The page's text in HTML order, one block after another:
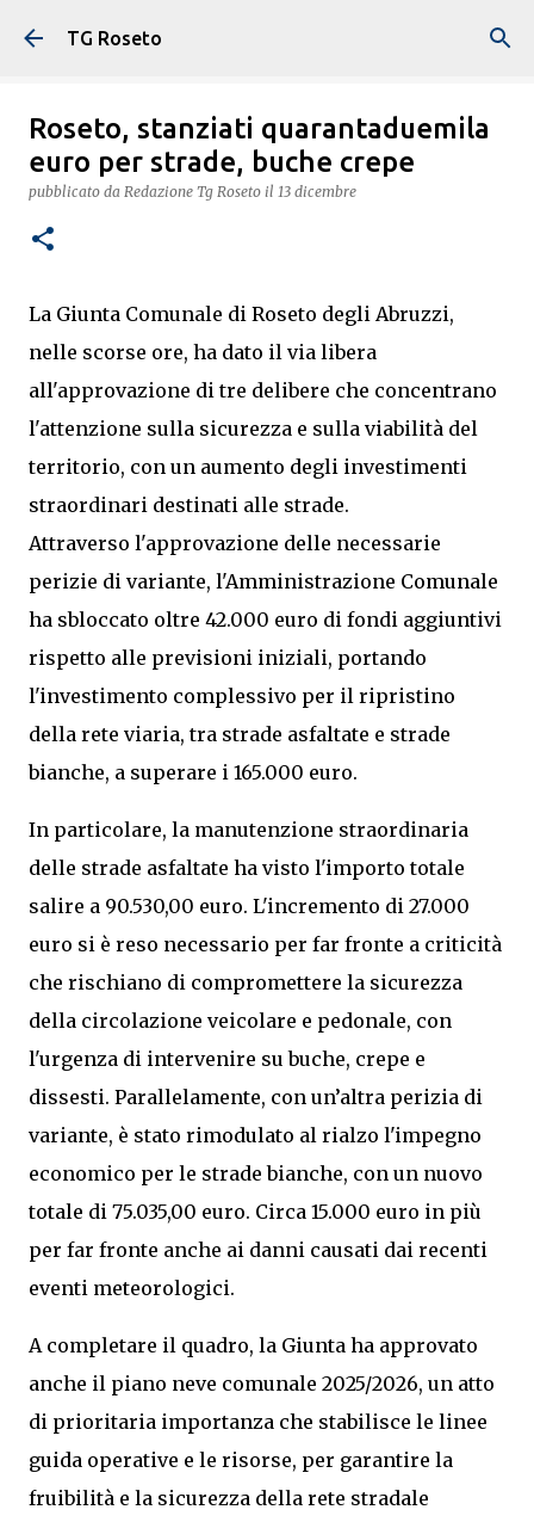
Passa ai contenuti principali
TG Roseto
Roseto, stanziati quarantaduemila
euro per strade, buche crepe
pubblicato da Redazione Tg Roseto il 13 dicembre
La Giunta Comunale di Roseto degli Abruzzi,
nelle scorse ore, ha dato il via libera
all'approvazione di tre delibere che concentrano
l'attenzione sulla sicurezza e sulla viabilità del
territorio, con un aumento degli investimenti
straordinari destinati alle strade.
Attraverso l'approvazione delle necessarie
perizie di variante, l'Amministrazione Comunale
ha sbloccato oltre 42.000 euro di fondi aggiuntivi
rispetto alle previsioni iniziali, portando
l'investimento complessivo per il ripristino
della rete viaria, tra strade asfaltate e strade
bianche, a superare i 165.000 euro.
In particolare, la manutenzione straordinaria
delle strade asfaltate ha visto l'importo totale
salire a 90.530,00 euro. L'incremento di 27.000
euro si è reso necessario per far fronte a criticità
che rischiano di compromettere la sicurezza
della circolazione veicolare e pedonale, con
l'urgenza di intervenire su buche, crepe e
dissesti. Parallelamente, con un’altra perizia di
variante, è stato rimodulato al rialzo l'impegno
economico per le strade bianche, con un nuovo
totale di 75.035,00 euro. Circa 15.000 euro in più
per far fronte anche ai danni causati dai recenti
eventi meteorologici.
A completare il quadro, la Giunta ha approvato
anche il piano neve comunale 2025/2026, un atto
di prioritaria importanza che stabilisce le linee
guida operative e le risorse, per garantire la
fruibilità e la sicurezza della rete stradale